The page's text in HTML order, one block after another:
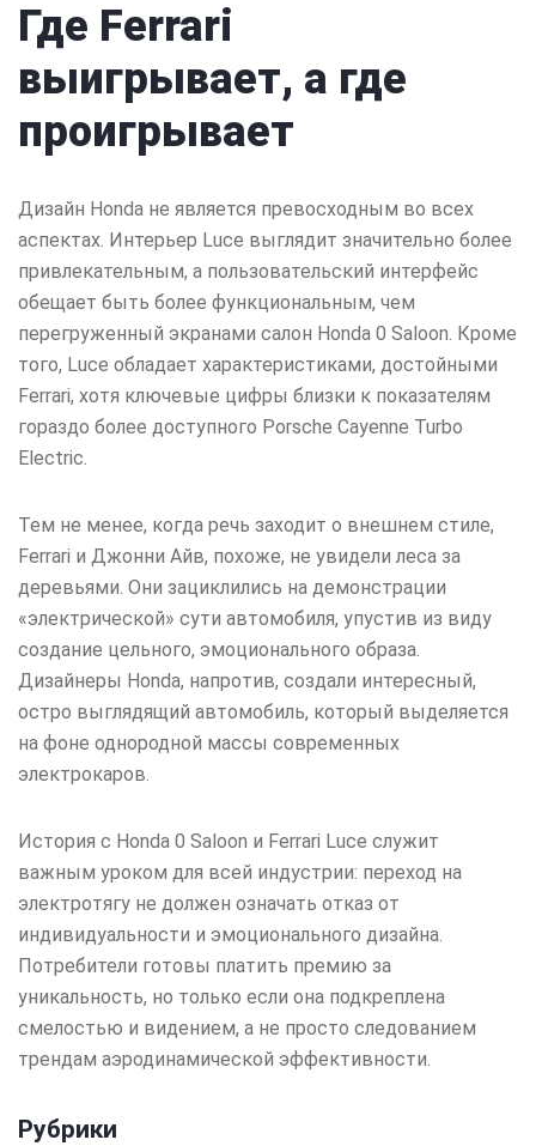
Где Ferrari
выигрывает, а где
проигрывает
Дизайн Honda не является превосходным во всех
аспектах. Интерьер Luce выглядит значительно более
привлекательным, а пользовательский интерфейс
обещает быть более функциональным, чем
перегруженный экранами салон Honda 0 Saloon. Кроме
того, Luce обладает характеристиками, достойными
Ferrari, хотя ключевые цифры близки к показателям
гораздо более доступного Porsche Cayenne Turbo
Electric.
Тем не менее, когда речь заходит о внешнем стиле,
Ferrari и Джонни Айв, похоже, не увидели леса за
деревьями. Они зациклились на демонстрации
«электрической» сути автомобиля, упустив из виду
создание цельного, эмоционального образа.
Дизайнеры Honda, напротив, создали интересный,
остро выглядящий автомобиль, который выделяется
на фоне однородной массы современных
электрокаров.
История с Honda 0 Saloon и Ferrari Luce служит
важным уроком для всей индустрии: переход на
электротягу не должен означать отказ от
индивидуальности и эмоционального дизайна.
Потребители готовы платить премию за
уникальность, но только если она подкреплена
смелостью и видением, а не просто следованием
трендам аэродинамической эффективности.
Рубрики